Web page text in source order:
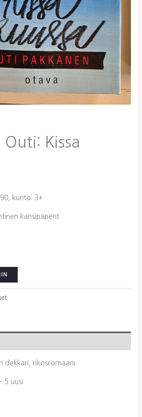
Outi: Kissa
kunto: 3+
kansipaperit
dekkari, rikosromaani
5 uusi